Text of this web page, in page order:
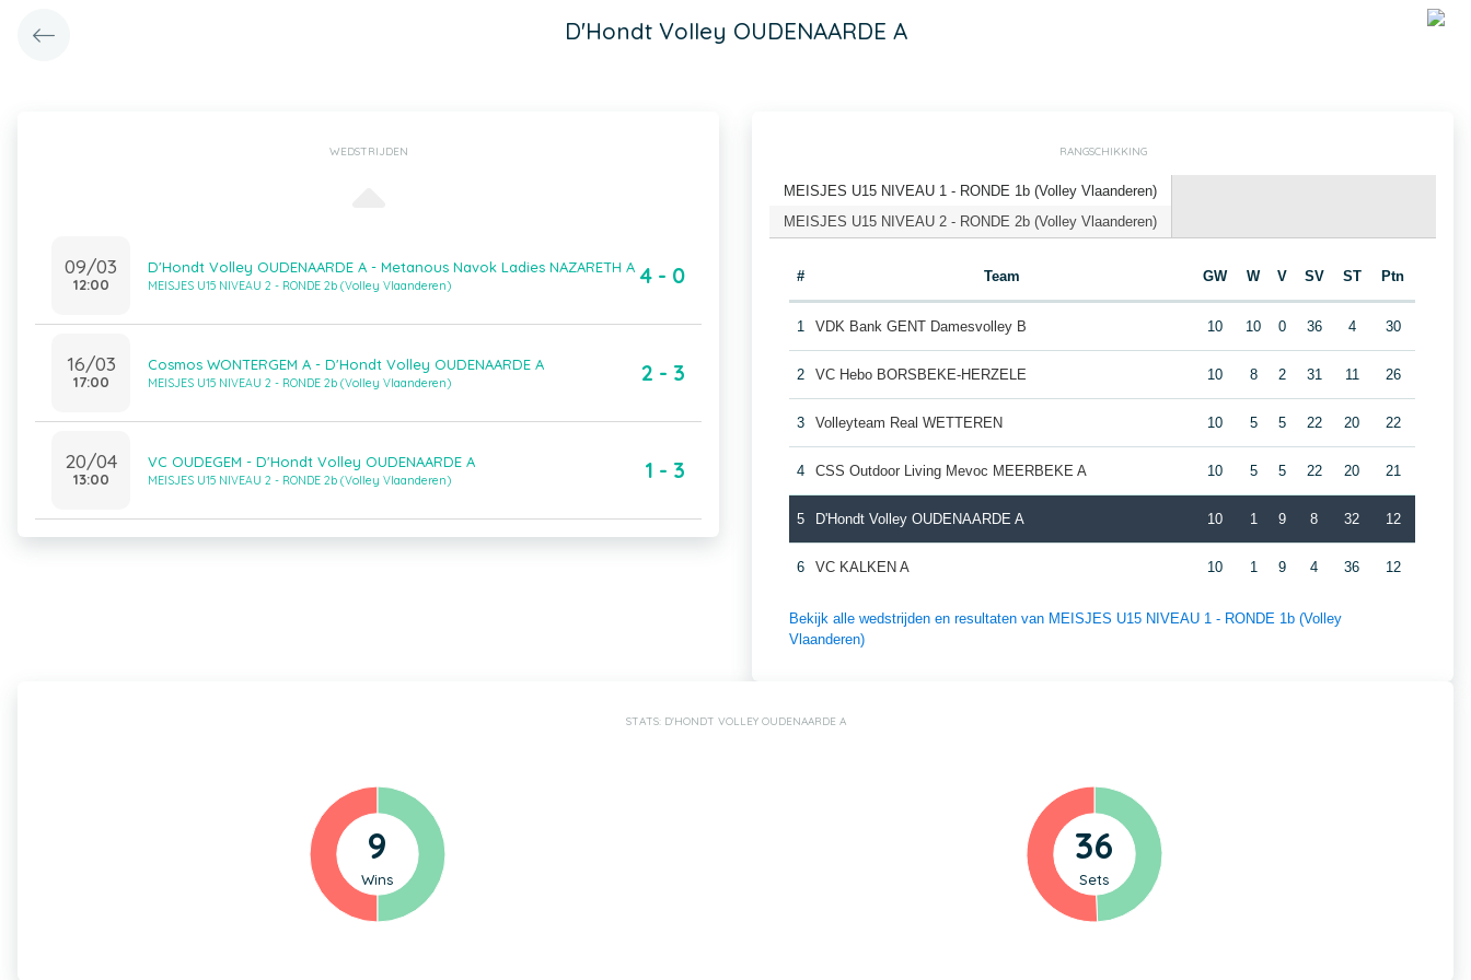
D'Hondt Volley OUDENAARDE A
WEDSTRIJDEN
09/03
12:00
D'Hondt Volley OUDENAARDE A - Metanous Navok Ladies NAZARETH A
MEISJES U15 NIVEAU 2 - RONDE 2b (Volley Vlaanderen) 4 - 0
16/03
17:00
Cosmos WONTERGEM A - D'Hondt Volley OUDENAARDE A
MEISJES U15 NIVEAU 2 - RONDE 2b (Volley Vlaanderen) 2 - 3
20/04
13:00
VC OUDEGEM - D'Hondt Volley OUDENAARDE A
MEISJES U15 NIVEAU 2 - RONDE 2b (Volley Vlaanderen) 1 - 3
RANGSCHIKKING
MEISJES U15 NIVEAU 1 - RONDE 1b (Volley Vlaanderen)
MEISJES U15 NIVEAU 2 - RONDE 2b (Volley Vlaanderen)
# Team GW W V SV ST Ptn
1 VDK Bank GENT Damesvolley B 10 10 0 36 4 30
2 VC Hebo BORSBEKE-HERZELE 10 8 2 31 11 26
3 Volleyteam Real WETTEREN 10 5 5 22 20 22
4 CSS Outdoor Living Mevoc MEERBEKE A 10 5 5 22 20 21
5 D'Hondt Volley OUDENAARDE A 10 1 9 8 32 12
6 VC KALKEN A 10 1 9 4 36 12
Bekijk alle wedstrijden en resultaten van MEISJES U15 NIVEAU 1 - RONDE 1b (Volley
Vlaanderen)
STATS: D'HONDT VOLLEY OUDENAARDE A
9
Wins
36
Sets